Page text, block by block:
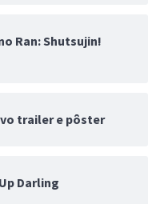
Ran: Shutsujin!
trailer e pôster
Darling